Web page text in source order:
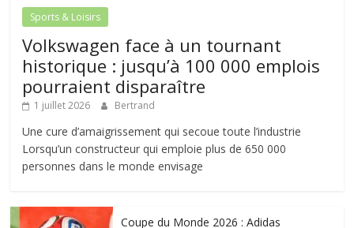
Sports & Loisirs
Volkswagen face à un tournant
historique : jusqu’à 100 000 emplois
pourraient disparaître
1 juillet 2026 Bertrand
Une cure d’amaigrissement qui secoue toute l’industrie
Lorsqu’un constructeur qui emploie plus de 650 000
personnes dans le monde envisage
Coupe du Monde 2026 : Adidas